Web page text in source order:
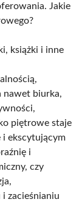
Jakie
książki i inne
nawet biurka,
piętrowe staje
i ekscytującym
i
czy
zacieśnianiu